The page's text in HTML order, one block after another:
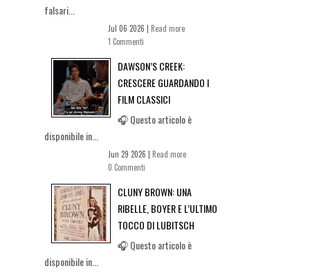
falsari...
Jul 06 2026 | Read more
1 Commenti
DAWSON’S CREEK:
CRESCERE GUARDANDO I
FILM CLASSICI
🎧 Questo articolo è
disponibile in...
Jun 29 2026 | Read more
0 Commenti
CLUNY BROWN: UNA
RIBELLE, BOYER E L’ULTIMO
TOCCO DI LUBITSCH
🎧 Questo articolo è
disponibile in...